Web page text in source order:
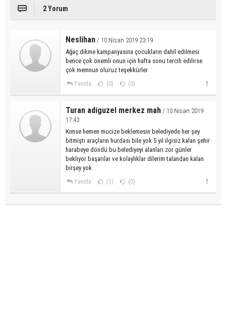
2 Yorum
Neslihan / 10 Nisan 2019 23:19
Ağaç dikme kampanyasına çocukların dahil edilmesi
bence çok önemli onun için hafta sonu tercih edilirse
çok memnun oluruz teşekkürler
Yanıtla (0) (0)
Turan adiguzel merkez mah / 10 Nisan 2019
17:43
Kimse hemen mucize beklemesin belediyede her şey
bitmişti araçların hurdası bile yok 5 yıl ilgisiz kalan şehir
harabeye döndü bu belediyeyi alanları zor günler
bekliyor başarılar ve kolaylıklar dilerim talandan kalan
birşey yok
Yanıtla (1) (0)